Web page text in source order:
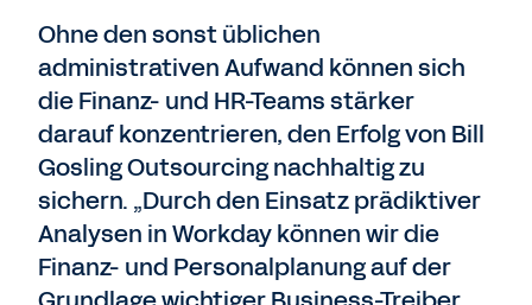
Ohne den sonst üblichen
administrativen Aufwand können sich
die Finanz- und HR-Teams stärker
darauf konzentrieren, den Erfolg von Bill
Gosling Outsourcing nachhaltig zu
sichern. „Durch den Einsatz prädiktiver
Analysen in Workday können wir die
Finanz- und Personalplanung auf der